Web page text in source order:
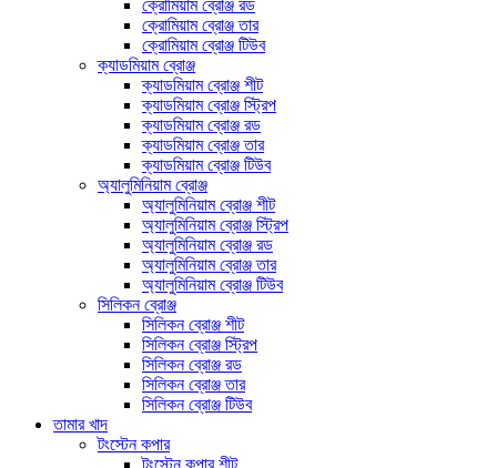
ক্রোমিয়াম ব্রোঞ্জ রড
ক্রোমিয়াম ব্রোঞ্জ তার
ক্রোমিয়াম ব্রোঞ্জ টিউব
ক্যাডমিয়াম ব্রোঞ্জ
ক্যাডমিয়াম ব্রোঞ্জ শীট
ক্যাডমিয়াম ব্রোঞ্জ স্ট্রিপ
ক্যাডমিয়াম ব্রোঞ্জ রড
ক্যাডমিয়াম ব্রোঞ্জ তার
ক্যাডমিয়াম ব্রোঞ্জ টিউব
অ্যালুমিনিয়াম ব্রোঞ্জ
অ্যালুমিনিয়াম ব্রোঞ্জ শীট
অ্যালুমিনিয়াম ব্রোঞ্জ স্ট্রিপ
অ্যালুমিনিয়াম ব্রোঞ্জ রড
অ্যালুমিনিয়াম ব্রোঞ্জ তার
অ্যালুমিনিয়াম ব্রোঞ্জ টিউব
সিলিকন ব্রোঞ্জ
সিলিকন ব্রোঞ্জ শীট
সিলিকন ব্রোঞ্জ স্ট্রিপ
সিলিকন ব্রোঞ্জ রড
সিলিকন ব্রোঞ্জ তার
সিলিকন ব্রোঞ্জ টিউব
তামার খাদ
টংস্টেন কপার
টংস্টেন কপার শীট